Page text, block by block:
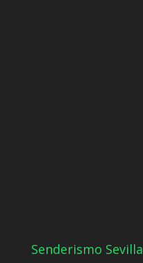
Senderismo Sevilla